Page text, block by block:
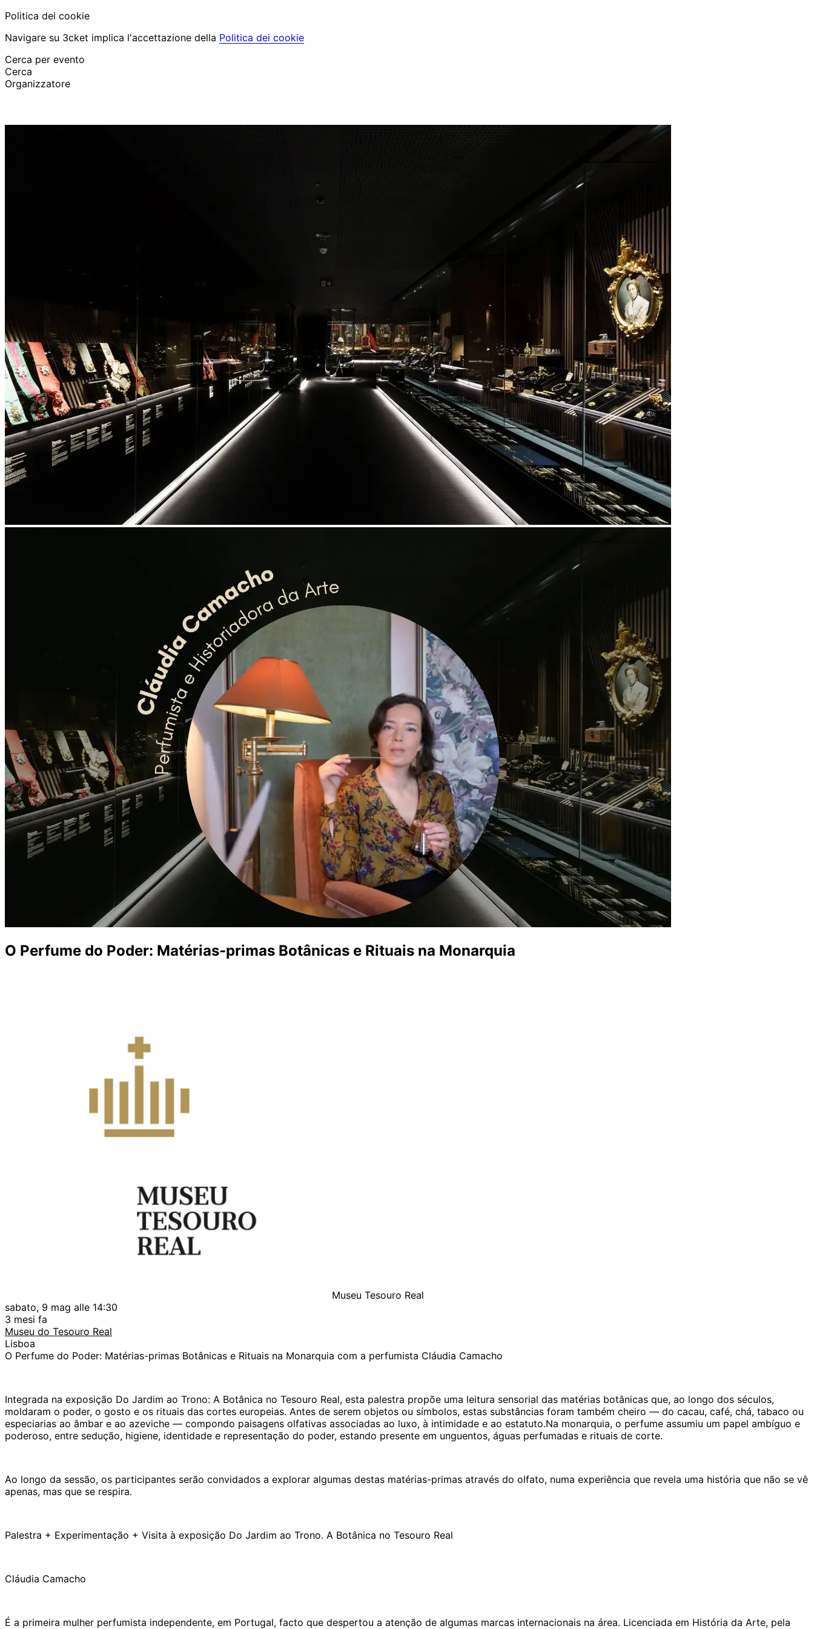
Politica dei cookie
Navigare su 3cket implica l'accettazione della Politica dei cookie
Cerca per evento
Cerca
Organizzatore
Italiano
O Perfume do Poder: Matérias-primas Botânicas e Rituais na Monarquia
Museu Tesouro Real
sabato, 9 mag alle 14:30
3 mesi fa
Museu do Tesouro Real
Lisboa
O Perfume do Poder: Matérias-primas Botânicas e Rituais na Monarquia com a perfumista Cláudia Camacho
Integrada na exposição Do Jardim ao Trono: A Botânica no Tesouro Real, esta palestra propõe uma leitura sensorial das matérias botânicas que, ao longo dos séculos,
moldaram o poder, o gosto e os rituais das cortes europeias. Antes de serem objetos ou símbolos, estas substâncias foram também cheiro — do cacau, café, chá, tabaco ou
especiarias ao âmbar e ao azeviche — compondo paisagens olfativas associadas ao luxo, à intimidade e ao estatuto.Na monarquia, o perfume assumiu um papel ambíguo e
poderoso, entre sedução, higiene, identidade e representação do poder, estando presente em unguentos, águas perfumadas e rituais de corte.
Ao longo da sessão, os participantes serão convidados a explorar algumas destas matérias-primas através do olfato, numa experiência que revela uma história que não se vê
apenas, mas que se respira.
Palestra + Experimentação + Visita à exposição Do Jardim ao Trono. A Botânica no Tesouro Real
Cláudia Camacho
É a primeira mulher perfumista independente, em Portugal, facto que despertou a atenção de algumas marcas internacionais na área. Licenciada em História da Arte, pela